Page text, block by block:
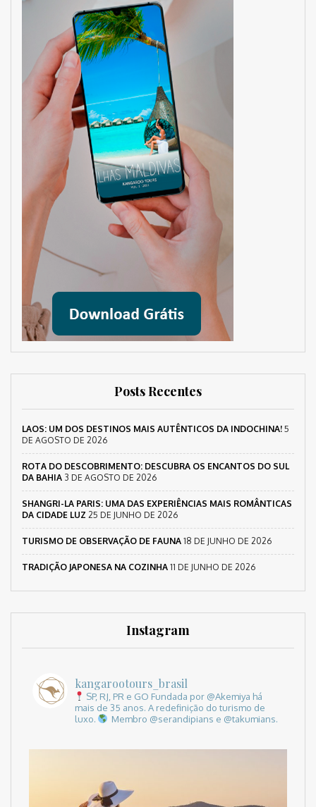
Posts Recentes
LAOS: UM DOS DESTINOS MAIS AUTÊNTICOS DA INDOCHINA! 5
DE AGOSTO DE 2026
ROTA DO DESCOBRIMENTO: DESCUBRA OS ENCANTOS DO SUL
DA BAHIA 3 DE AGOSTO DE 2026
SHANGRI-LA PARIS: UMA DAS EXPERIÊNCIAS MAIS ROMÂNTICAS
DA CIDADE LUZ 25 DE JUNHO DE 2026
TURISMO DE OBSERVAÇÃO DE FAUNA 18 DE JUNHO DE 2026
TRADIÇÃO JAPONESA NA COZINHA 11 DE JUNHO DE 2026
Instagram
kangarootours_brasil
SP, RJ, PR e GO Fundada por @Akemiya há
mais de 35 anos. A redefinição do turismo de
luxo.
Membro @serandipians e @takumians.